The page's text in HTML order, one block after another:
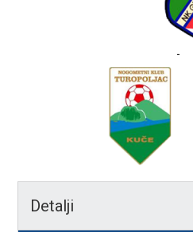
-
Detalji